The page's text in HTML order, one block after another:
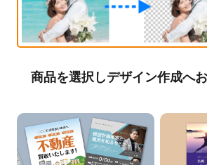
商品を選択しデザイン作成へ